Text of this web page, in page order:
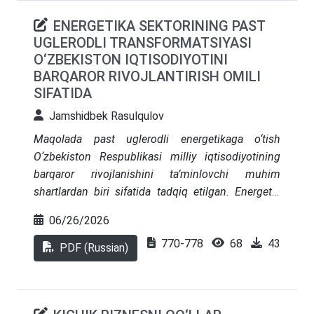
bo‘lsa-da, uzoq muddatli istiqbolda iqtisodiy
faollikni kuchaytirish, tadbirkorlik muhitini
rivojlantirish va ijtimoiy barqarorlikni ta’minlash
orqali o‘zini to‘liq oqlagan. Maqola yakunida kichik
biznesni qo‘llab-quvvatlash bo‘yicha istiqbolli
tavsiyalar berilgan.
ENERGETIKA SEKTORINING PAST
UGLERODLI TRANSFORMATSIYASI
O‘ZBEKISTON IQTISODIYOTINI
BARQAROR RIVOJLANTIRISH OMILI
SIFATIDA
Jamshidbek Rasulqulov
Maqolada past uglerodli energetikaga o‘tish
O‘zbekiston Respublikasi milliy iqtisodiyotining
barqaror rivojlanishini ta’minlovchi muhim
shartlardan biri sifatida tadqiq etilgan. Energetik
tiklanuvchi energiya manbalarini rivojlantirish
bo‘yicha xalqaro tendensiyalar hamda
O‘zbekistonning dekarbonizatsiya sohasidagi
06/26/2026
PDF (Russian) 770-778 68 43